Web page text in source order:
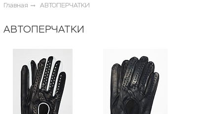
Главная АВТОПЕРЧАТКИ
АВТОПЕРЧАТКИ